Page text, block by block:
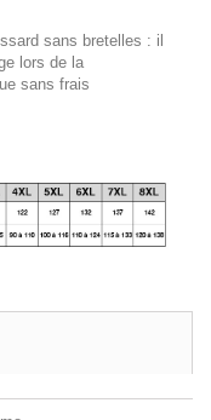
sans bretelles : il
lors de la
sans frais